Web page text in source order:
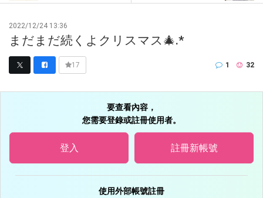
2022/12/24 13:36
まだまだ続くよクリスマス🎄.*
17 1 32
要查看內容，
您需要登錄或註冊使用者。
登入 註冊新帳號
使用外部帳號註冊